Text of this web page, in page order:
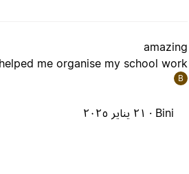
amazing
me organise my school work
B
Bini · ٢١ يناير ٢٠٢٥